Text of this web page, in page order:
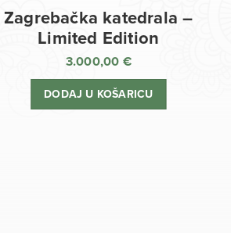
Zagrebačka katedrala –
Limited Edition
3.000,00 €
DODAJ U KOŠARICU